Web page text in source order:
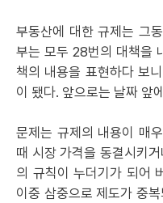
부동산에 대한 규제는 그
부는 모두 28번의 대책을
책의 내용을 표현하다 보
이 됐다. 앞으로는 날짜 앞
문제는 규제의 내용이 매
때 시장 가격을 동결시키
의 규칙이 누더기가 되어
이중 삼중으로 제도가 중